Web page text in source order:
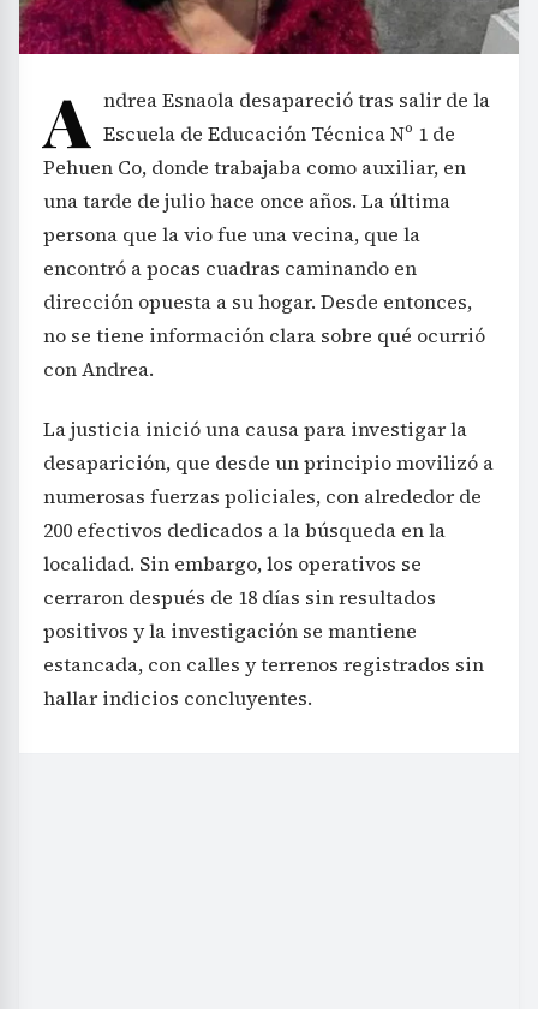
A ndrea Esnaola desapareció tras salir de la
Escuela de Educación Técnica Nº 1 de
Pehuen Co, donde trabajaba como auxiliar, en
una tarde de julio hace once años. La última
persona que la vio fue una vecina, que la
encontró a pocas cuadras caminando en
dirección opuesta a su hogar. Desde entonces,
no se tiene información clara sobre qué ocurrió
con Andrea.
La justicia inició una causa para investigar la
desaparición, que desde un principio movilizó a
numerosas fuerzas policiales, con alrededor de
200 efectivos dedicados a la búsqueda en la
localidad. Sin embargo, los operativos se
cerraron después de 18 días sin resultados
positivos y la investigación se mantiene
estancada, con calles y terrenos registrados sin
hallar indicios concluyentes.